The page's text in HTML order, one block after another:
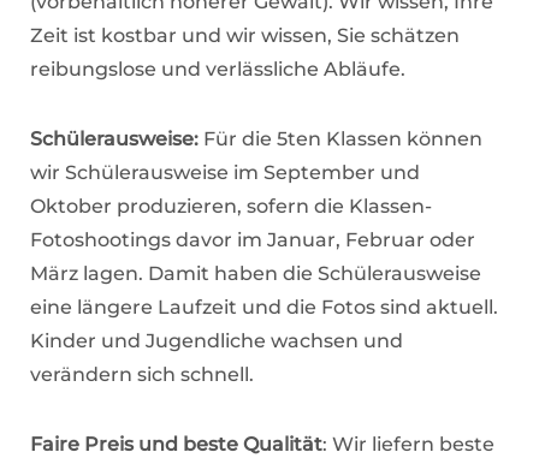
Zeit ist kostbar und wir wissen, Sie schätzen
reibungslose und verlässliche Abläufe.
Schülerausweise: Für die 5ten Klassen können
wir Schülerausweise im September und
Oktober produzieren, sofern die Klassen-
Fotoshootings davor im Januar, Februar oder
März lagen. Damit haben die Schülerausweise
eine längere Laufzeit und die Fotos sind aktuell.
Kinder und Jugendliche wachsen und
verändern sich schnell.
Faire Preis und beste Qualität: Wir liefern beste